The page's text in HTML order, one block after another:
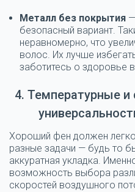
Металл без покрытия
безопасный вариант.
неравномерно, что
волос. Их лучше
заботитесь о здоровье
4. Температурные
Хороший фен должен
разные задачи — будь то
аккуратная укладка.
возможность выбора
скоростей воздушного